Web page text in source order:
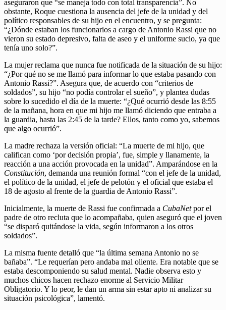
aseguraron que “se maneja todo con total transparencia”. No
obstante, Roque cuestiona la ausencia del jefe de la unidad y del
político responsables de su hijo en el encuentro, y se pregunta:
“¿Dónde estaban los funcionarios a cargo de Antonio Rassi que no
vieron su estado depresivo, falta de aseo y el uniforme sucio, ya que
tenía uno solo?”.
La mujer reclama que nunca fue notificada de la situación de su hijo:
“¿Por qué no se me llamó para informar lo que estaba pasando con
Antonio Rassi?”. Asegura que, de acuerdo con “criterios de
soldados”, su hijo “no podía controlar el sueño”, y plantea dudas
sobre lo sucedido el día de la muerte: “¿Qué ocurrió desde las 8:55
de la mañana, hora en que mi hijo me llamó diciendo que entraba a
la guardia, hasta las 2:45 de la tarde? Ellos, tanto como yo, sabemos
que algo ocurrió”.
La madre rechaza la versión oficial: “La muerte de mi hijo, que
califican como ‘por decisión propia’, fue, simple y llanamente, la
reacción a una acción provocada en la unidad”. Amparándose en la
Constitución, demanda una reunión formal “con el jefe de la unidad,
el político de la unidad, el jefe de pelotón y el oficial que estaba el
18 de agosto al frente de la guardia de Antonio Rassi”.
Inicialmente, la muerte de Rassi fue confirmada a CubaNetpor el
padre de otro recluta que lo acompañaba, quien aseguró que el joven
“se disparó quitándose la vida, según informaron a los otros
soldados”.
La misma fuente detalló que “la última semana Antonio no se
bañaba”. “Le requerían pero andaba mal oliente. Era notable que se
estaba descomponiendo su salud mental. Nadie observa esto y
muchos chicos hacen rechazo enorme al Servicio Militar
Obligatorio. Y lo peor, le dan un arma sin estar apto ni analizar su
situación psicológica”, lamentó.